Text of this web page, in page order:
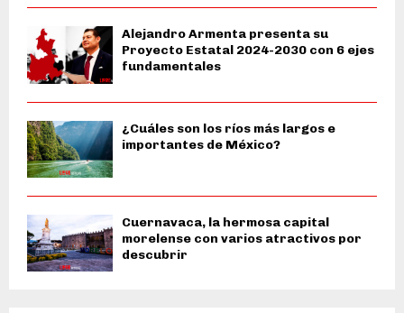
Alejandro Armenta presenta su
Proyecto Estatal 2024-2030 con 6 ejes
fundamentales
¿Cuáles son los ríos más largos e
importantes de México?
Cuernavaca, la hermosa capital
morelense con varios atractivos por
descubrir